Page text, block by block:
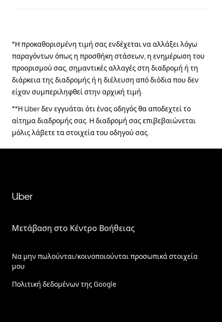
*Η προκαθορισμένη τιμή σας ενδέχεται να αλλάξει λόγω
παραγόντων όπως η προσθήκη στάσεων, η ενημέρωση του
προορισμού σας, σημαντικές αλλαγές στη διαδρομή ή τη
διάρκεια της διαδρομής ή η διέλευση από διόδια που δεν
είχαν συμπεριληφθεί στην αρχική τιμή.
**Η Uber δεν εγγυάται ότι ένας οδηγός θα αποδεχτεί το
αίτημα διαδρομής σας. Η διαδρομή σας επιβεβαιώνεται
μόλις λάβετε τα στοιχεία του οδηγού σας.
Uber
Μετάβαση στο Κέντρο Βοήθειας
Να μην πωλούνται/κοινοποιούνται προσωπικά στοιχεία
μου
Πολιτική δεδομένων της Google